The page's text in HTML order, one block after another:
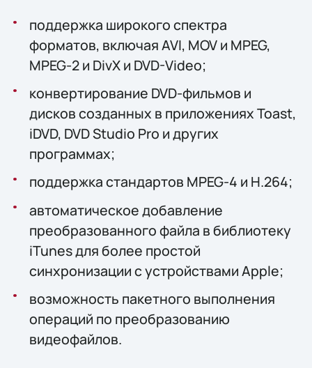
поддержка широкого спектра
форматов, включая AVI, MOV и MPEG,
MPEG-2 и DivX и DVD-Video;
конвертирование DVD-фильмов и
дисков созданных в приложениях Toast,
iDVD, DVD Studio Pro и других
программах;
поддержка стандартов MPEG-4 и H.264;
автоматическое добавление
преобразованного файла в библиотеку
iTunes для более простой
синхронизации с устройствами Apple;
возможность пакетного выполнения
операций по преобразованию
видеофайлов.